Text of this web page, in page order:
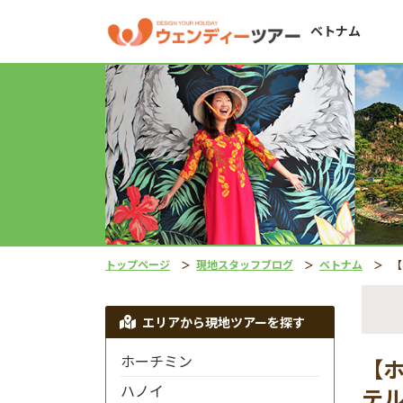
ベトナム
トップページ 現地スタッフブログ ベトナム 【
【
エリアから現地ツアーを探す
ホーチミン
ハノイ